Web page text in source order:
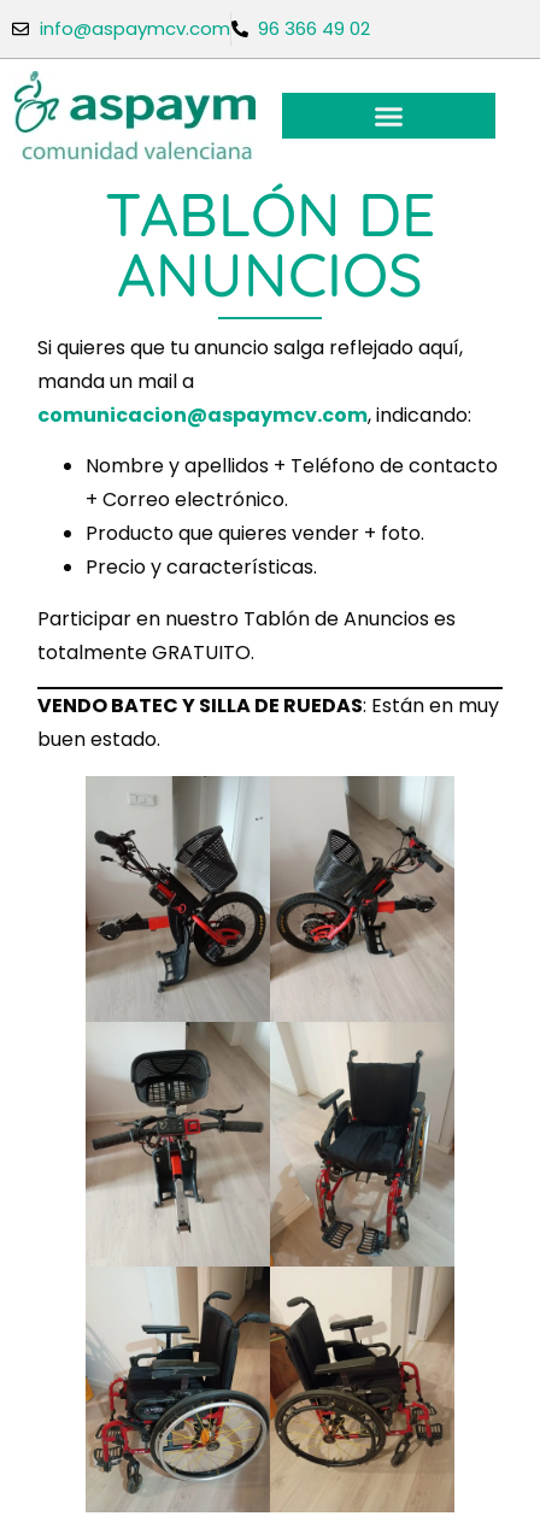
info@aspaymcv.com 96 366 49 02
TABLÓN DE
ANUNCIOS
Si quieres que tu anuncio salga reflejado aquí,
manda un mail a
comunicacion@aspaymcv.com, indicando:
Nombre y apellidos + Teléfono de contacto
+ Correo electrónico.
Producto que quieres vender + foto.
Precio y características.
Participar en nuestro Tablón de Anuncios es
totalmente GRATUITO.
VENDO BATEC Y SILLA DE RUEDAS: Están en muy
buen estado.